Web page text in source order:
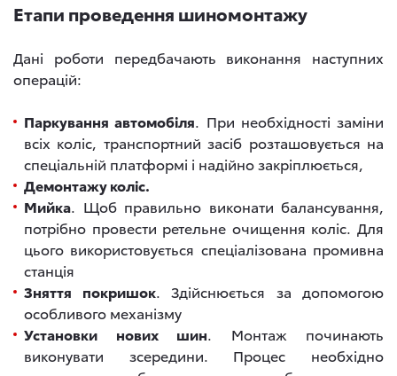
Етапи проведення шиномонтажу
Дані роботи передбачають виконання наступних
операцій:
Паркування автомобіля. При необхідності заміни
всіх коліс, транспортний засіб розташовується на
спеціальній платформі і надійно закріплюється,
Демонтажу коліс.
Мийка. Щоб правильно виконати балансування,
потрібно провести ретельне очищення коліс. Для
цього використовується спеціалізована промивна
станція
Зняття покришок. Здійснюється за допомогою
особливого механізму
Установки нових шин. Монтаж починають
виконувати зсередини. Процес необхідно